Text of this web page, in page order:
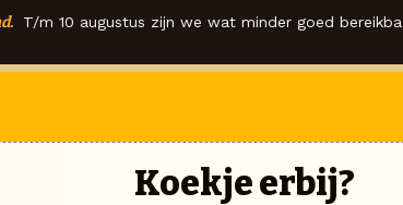
T/m 10 augustus zijn we wat minder goed
Koekje erbij?